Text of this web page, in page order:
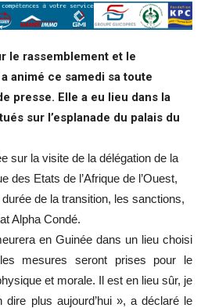
le rassemblement et le
animé ce samedi sa toute
presse. Elle a eu lieu dans la
sur l’esplanade du palais du
sur la visite de la délégation de la
des Etats de l’Afrique de l’Ouest,
de la transition, les sanctions,
Alpha Condé.
en Guinée dans un lieu choisi
mesures seront prises pour le
et morale. Il est en lieu sûr, je
plus aujourd’hui », a déclaré le